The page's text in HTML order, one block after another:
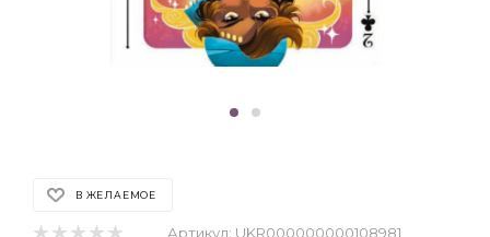
В ЖЕЛАЕМОЕ
Артикул: UKR000000000108981